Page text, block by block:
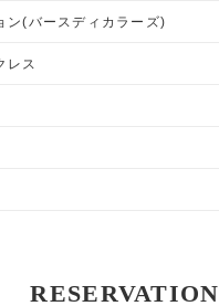
ン(バースディカラーズ)
レス
RESERVATION